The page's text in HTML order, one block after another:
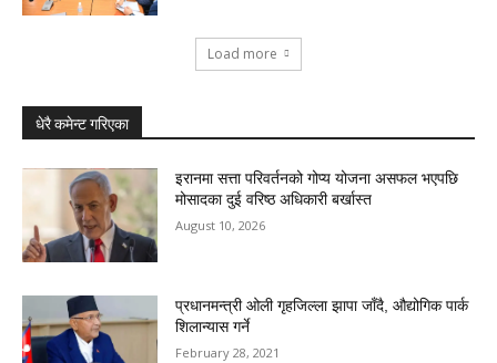
Load more
धेरै कमेन्ट गरिएका
इरानमा सत्ता परिवर्तनको गोप्य योजना असफल भएपछि
मोसादका दुई वरिष्ठ अधिकारी बर्खास्त
August 10, 2026
प्रधानमन्त्री ओली गृहजिल्ला झापा जाँदै, औद्योगिक पार्क
शिलान्यास गर्ने
February 28, 2021